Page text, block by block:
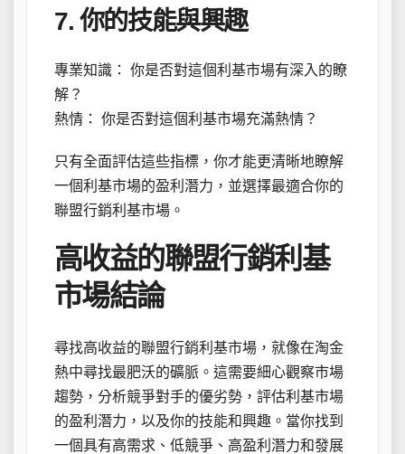
7. 你的技能與興趣
專業知識： 你是否對這個利基市場有深入的瞭
解？
熱情： 你是否對這個利基市場充滿熱情？
只有全面評估這些指標，你才能更清晰地瞭解
一個利基市場的盈利潛力，並選擇最適合你的
聯盟行銷利基市場。
高收益的聯盟行銷利基
市場結論
尋找高收益的聯盟行銷利基市場，就像在淘金
熱中尋找最肥沃的礦脈。這需要細心觀察市場
趨勢，分析競爭對手的優劣勢，評估利基市場
的盈利潛力，以及你的技能和興趣。當你找到
一個具有高需求、低競爭、高盈利潛力和發展